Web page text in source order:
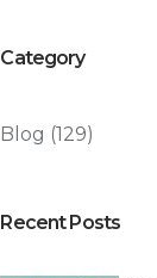
Category
Blog (129)
Recent Posts